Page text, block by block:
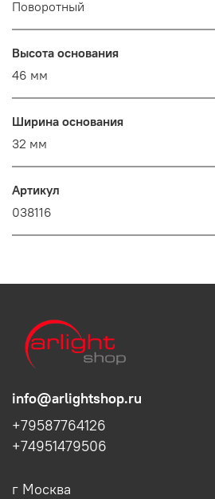
Поворотный
Высота основания
46 мм
Ширина основания
32 мм
Артикул
038116
info@arlightshop.ru
+79587764126
+74951479506
г Москва